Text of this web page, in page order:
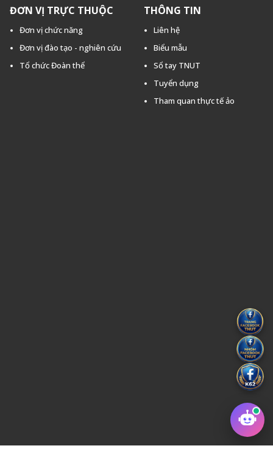
ĐƠN VỊ TRỰC THUỘC
Đơn vị chức năng
Đơn vị đào tạo - nghiên cứu
Tổ chức Đoàn thể
THÔNG TIN
Liên hệ
Biểu mẫu
Sổ tay TNUT
Tuyển dụng
Tham quan thực tế ảo